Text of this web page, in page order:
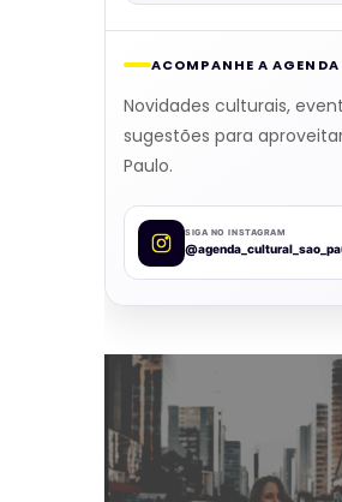
ACOMPANHE A AGENDA
Novidades culturais,
sugestões para
Paulo.
SIGA NO INSTAGRAM